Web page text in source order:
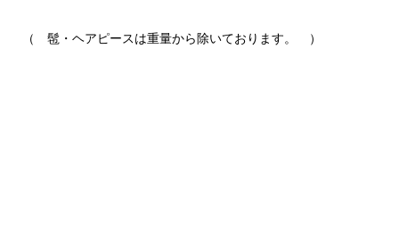
（ 髢・ヘアピースは重量から除いております。 ）